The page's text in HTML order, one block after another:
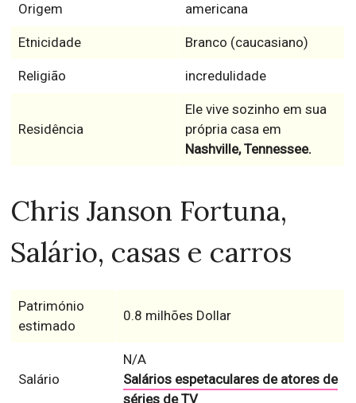
Origem americana
Etnicidade Branco (caucasiano)
Religião incredulidade
Residência
Ele vive sozinho em sua
própria casa em
Nashville, Tennessee.
Chris Janson Fortuna,
Salário, casas e carros
Património
estimado
0.8 milhões Dollar
Salário
N/A
Salários espetaculares de atores de
séries de TV